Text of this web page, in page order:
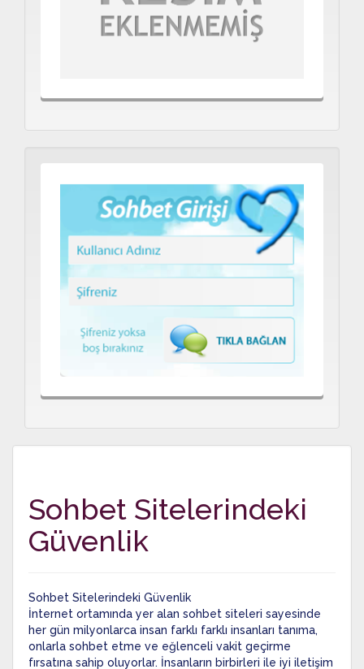
Sohbet Sitelerindeki
Güvenlik
Sohbet Sitelerindeki Güvenlik
İnternet ortamında yer alan sohbet siteleri sayesinde
her gün milyonlarca insan farklı farklı insanları tanıma,
onlarla sohbet etme ve eğlenceli vakit geçirme
fırsatına sahip oluyorlar. İnsanların birbirleri ile iyi iletişim